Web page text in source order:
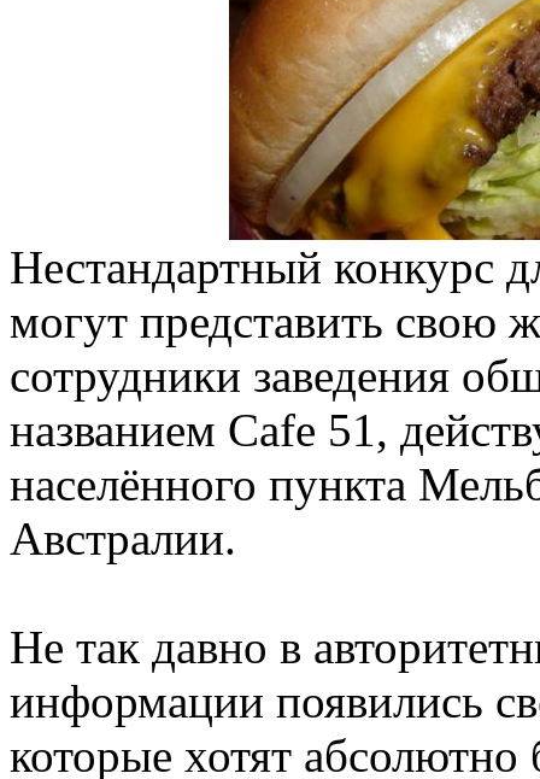
Нестандартный конкурс
могут представить свою
сотрудники заведения
названием Cafe 51,
населённого пункта
Австралии.
Не так давно в
информации появились
которые хотят